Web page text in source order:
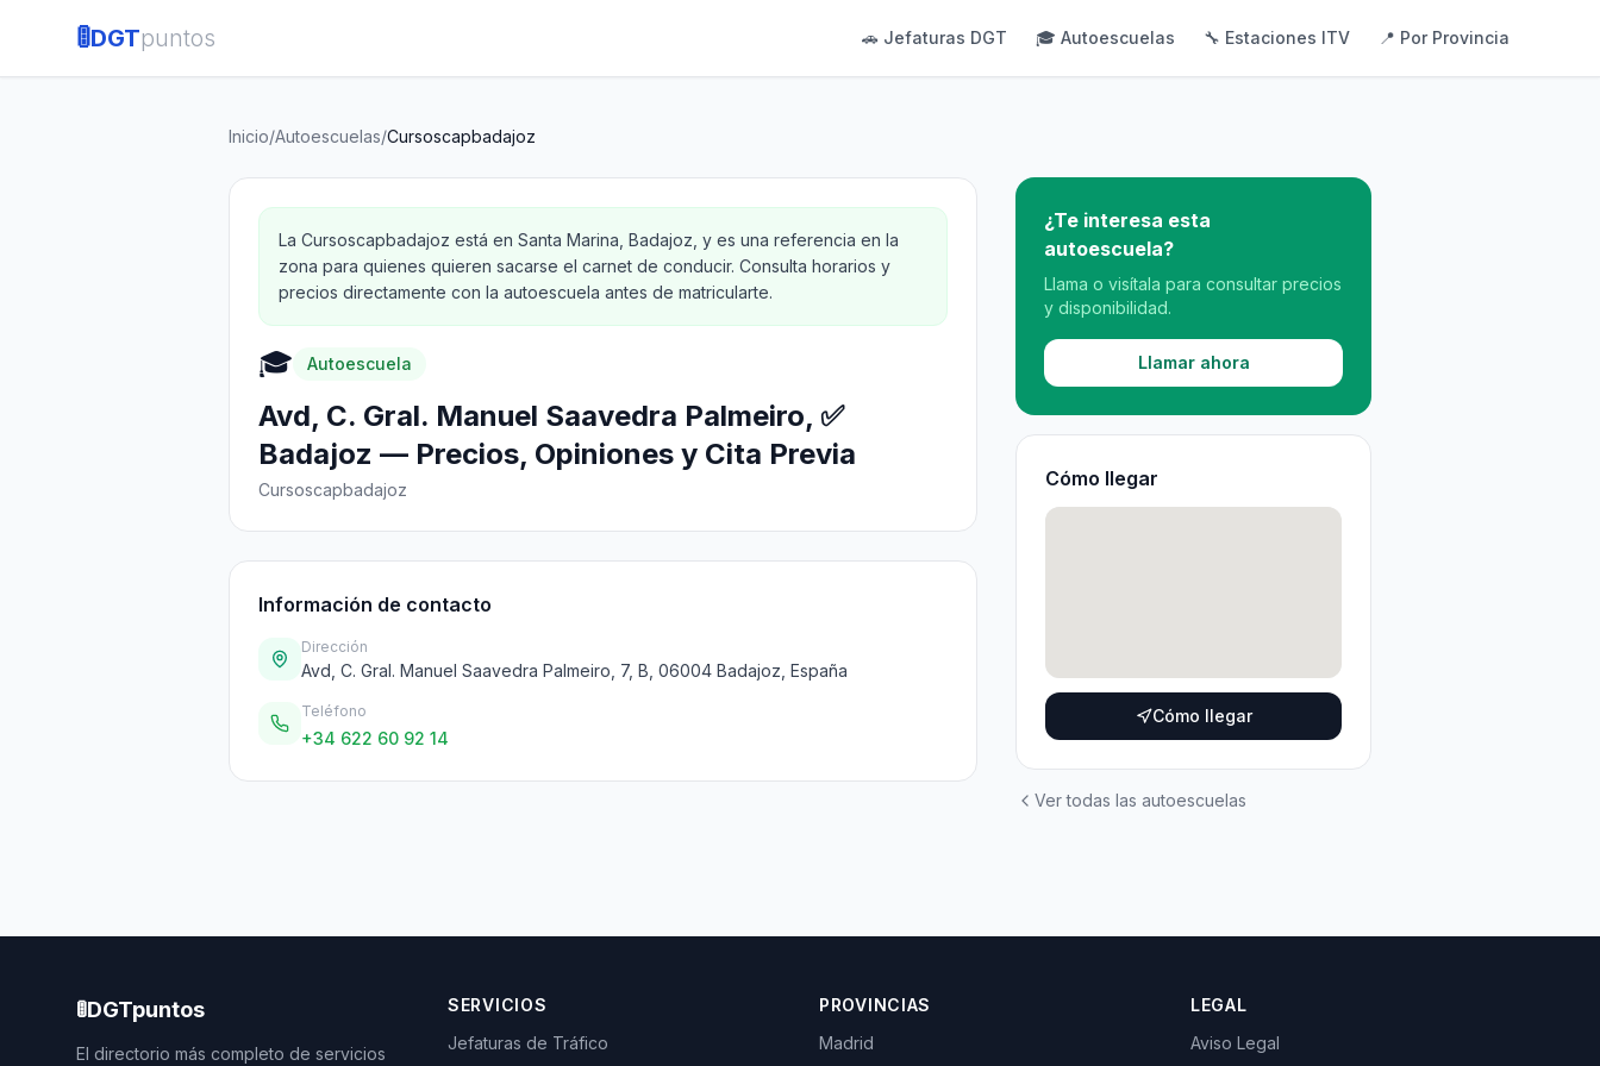
🚦DGTpuntos 🚗 Jefaturas DGT 🎓 Autoescuelas 🔧 Estaciones ITV 📍 Por Provincia
Inicio/Autoescuelas/Cursoscapbadajoz
La Cursoscapbadajoz está en Santa Marina, Badajoz, y es una referencia en la
zona para quienes quieren sacarse el carnet de conducir. Consulta horarios y
precios directamente con la autoescuela antes de matricularte.
🎓 Autoescuela
Avd, C. Gral. Manuel Saavedra Palmeiro, ✅
Badajoz — Precios, Opiniones y Cita Previa
Cursoscapbadajoz
Información de contacto
Dirección
Avd, C. Gral. Manuel Saavedra Palmeiro, 7, B, 06004 Badajoz, España
Teléfono
+34 622 60 92 14
¿Te interesa esta
autoescuela?
Llama o visítala para consultar precios
y disponibilidad.
Llamar ahora
Cómo llegar
Cómo llegar
Ver todas las autoescuelas
🚦DGTpuntos
El directorio más completo de servicios
SERVICIOS
Jefaturas de Tráfico
PROVINCIAS
Madrid
LEGAL
Aviso Legal